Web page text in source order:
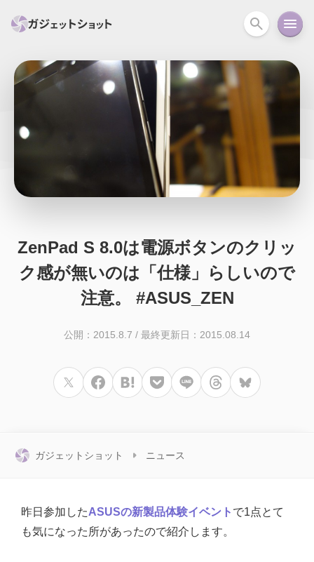
カメラ
アクションカメラ
iPhone Mac
ZenPad S 8.0は電源ボタンのクリッ
ク感が無いのは「仕様」らしいので
注意。 #ASUS_ZEN
公開：2015.8.7 / 最終更新日：2015.08.14
ガジェットショット ニュース
昨日参加したASUSの新製品体験イベント で1点とて
も気になった所があったので紹介します。